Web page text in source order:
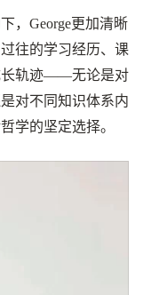
，George更加清晰
往的学习经历、课
长轨迹——无论是对
对不同知识体系内
学的坚定选择。